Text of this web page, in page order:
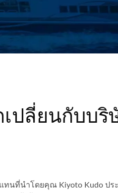
ปลี่ยนกับบริ
ทนที่นำโดยคุณ Kiyoto Kudo ประ